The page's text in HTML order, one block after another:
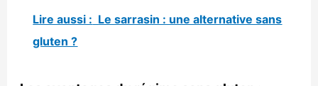
Lire aussi : Le sarrasin : une alternative sans
gluten ?